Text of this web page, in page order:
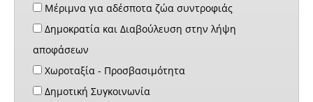
Μέριμνα για αδέσποτα ζώα συντροφιάς
Δημοκρατία και Διαβούλευση στην λήψη
αποφάσεων
Χωροταξία - Προσβασιμότητα
Δημοτική Συγκοινωνία